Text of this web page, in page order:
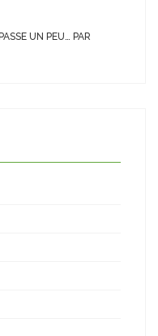
UN PEU… PAR